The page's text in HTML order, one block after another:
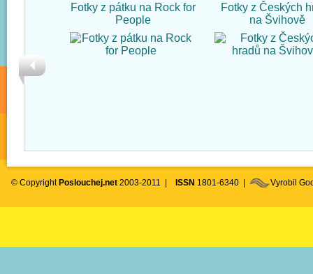
Fotky z pátku na Rock for
People
Fotky z Českých
na Švihově
© Copyright Poslouchej.net 2003-2011 | ISSN 1801-6340 | Vyrobil